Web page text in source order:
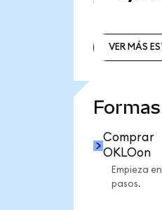
VER MÁS
Comprar
OKLOon
Empieza
pasos.